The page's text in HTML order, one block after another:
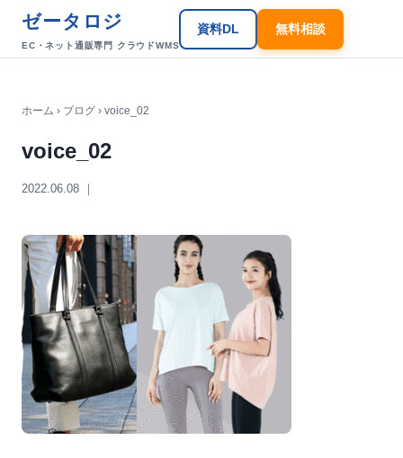
ゼータロジ
EC・ネット通販専門 クラウドWMS
資料DL 無料相談
ホーム › ブログ › voice_02
voice_02
2022.06.08 ｜